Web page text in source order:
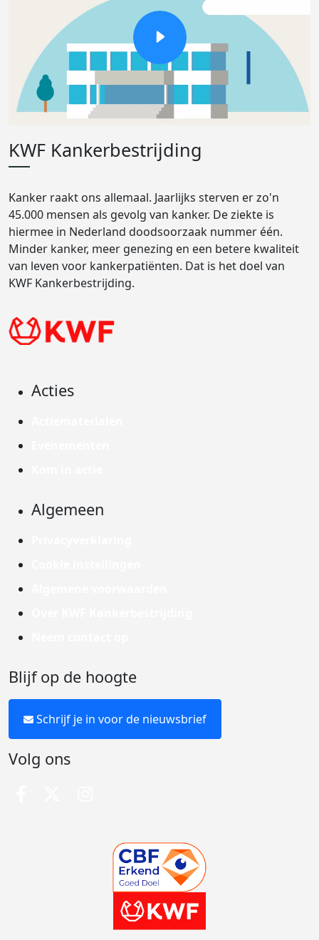
KWF Kankerbestrijding
Kanker raakt ons allemaal. Jaarlijks sterven er zo'n
45.000 mensen als gevolg van kanker. De ziekte is
hiermee in Nederland doodsoorzaak nummer één.
Minder kanker, meer genezing en een betere kwaliteit
van leven voor kankerpatiënten. Dat is het doel van
KWF Kankerbestrijding.
Acties
Algemeen
Blijf op de hoogte
Schrijf je in voor de nieuwsbrief
Volg ons